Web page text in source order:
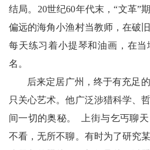
结局。20世纪60年代末，“文革”
偏远的海角小渔村当教师，在破
每天练习着小提琴和油画，在当
名。
后来定居广州，终于有充足
只关心艺术。他广泛涉猎科学、
间一切的奥秘。 上街与乞丐聊
不看，无所不聊。有时为了研究